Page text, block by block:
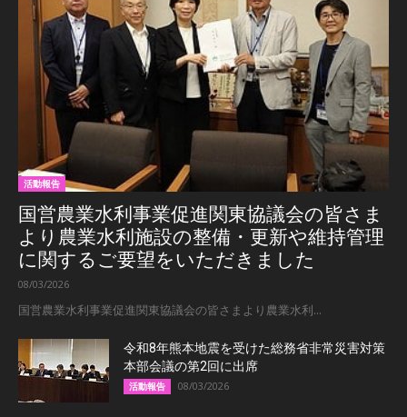
活動報告
国営農業水利事業促進関東協議会の皆さま
より農業水利施設の整備・更新や維持管理
に関するご要望をいただきました
08/03/2026
国営農業水利事業促進関東協議会の皆さまより農業水利...
令和8年熊本地震を受けた総務省非常災害対策
本部会議の第2回に出席
活動報告 08/03/2026